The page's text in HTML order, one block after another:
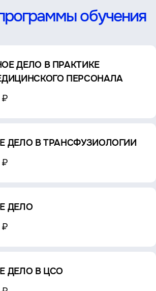
обучения
ДЕЛО В ПРАКТИКЕ
ПЕРСОНАЛА
₽
ДЕЛО В ТРАНСФУЗИОЛОГИИ
₽
ДЕЛО
₽
ДЕЛО В ЦСО